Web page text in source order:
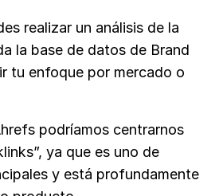
realizar un análisis de la
la base de datos de Brand
tu enfoque por mercado o
podríamos centrarnos
ya que es uno de
y está profundamente